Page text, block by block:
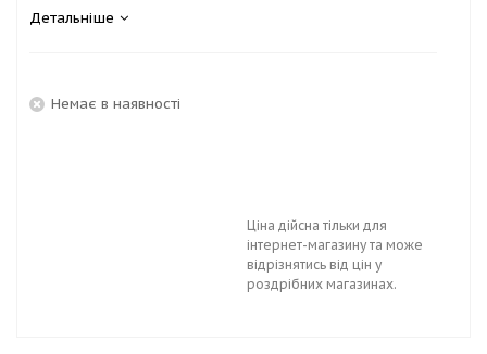
Детальніше
Немає в наявності
Ціна дійсна тільки для
інтернет-магазину та може
відрізнятись від цін у
роздрібних магазинах.